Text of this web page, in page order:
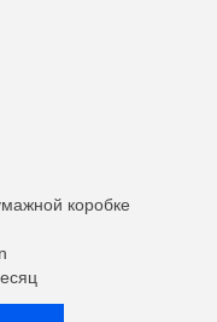
коробке